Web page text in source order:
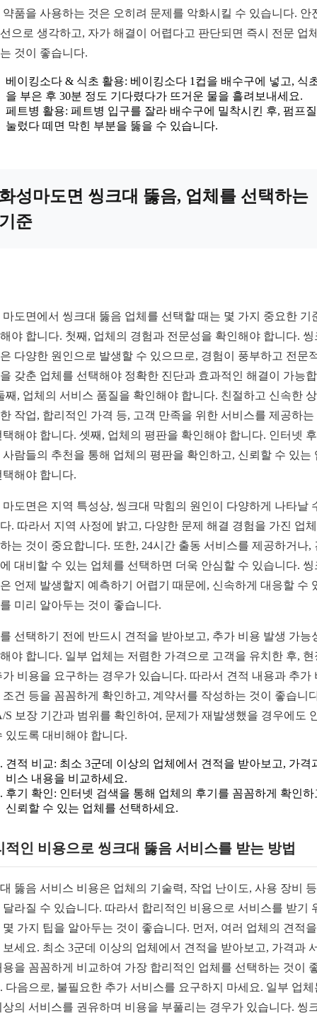
약품을 사용하는 것은 오히려 문제를 악화시킬 수 있습니다. 안
으로 생각하고, 자가 해결이 어렵다고 판단되면 즉시 전문 업
것이 좋습니다.
베이킹소다 & 식초 활용: 베이킹소다 1컵을 배수구에 넣고, 식
을 부은 후 30분 정도 기다렸다가 뜨거운 물을 흘려보내세요.
페트병 활용: 페트병 입구를 잘라 배수구에 밀착시킨 후, 펌프
눌렀다 떼면 막힌 부분을 뚫을 수 있습니다.
성마도면 씽크대 뚫음, 업체를 선택하는
준
마도면에서 씽크대 뚫음 업체를 선택할 때는 몇 가지 중요한 기
야 합니다. 첫째, 업체의 경험과 전문성을 확인해야 합니다. 씽
다양한 원인으로 발생할 수 있으므로, 경험이 풍부하고 전문
갖춘 업체를 선택해야 정확한 진단과 효과적인 해결이 가능
째, 업체의 서비스 품질을 확인해야 합니다. 친절하고 신속한
작업, 합리적인 가격 등, 고객 만족을 위한 서비스를 제공하는
택해야 합니다. 셋째, 업체의 평판을 확인해야 합니다. 인터넷
사람들의 추천을 통해 업체의 평판을 확인하고, 신뢰할 수 있는
택해야 합니다.
마도면은 지역 특성상, 씽크대 막힘의 원인이 다양하게 나타날
. 따라서 지역 사정에 밝고, 다양한 문제 해결 경험을 가진 업
는 것이 중요합니다. 또한, 24시간 출동 서비스를 제공하거나,
대비할 수 있는 업체를 선택하면 더욱 안심할 수 있습니다. 씽
언제 발생할지 예측하기 어렵기 때문에, 신속하게 대응할 수
미리 알아두는 것이 좋습니다.
선택하기 전에 반드시 견적을 받아보고, 추가 비용 발생 가능
야 합니다. 일부 업체는 저렴한 가격으로 고객을 유치한 후, 현
가 비용을 요구하는 경우가 있습니다. 따라서 견적 내용과 추가
조건 등을 꼼꼼하게 확인하고, 계약서를 작성하는 것이 좋습니
S 보장 기간과 범위를 확인하여, 문제가 재발생했을 경우에도
있도록 대비해야 합니다.
견적 비교: 최소 3군데 이상의 업체에서 견적을 받아보고, 가격
비스 내용을 비교하세요.
후기 확인: 인터넷 검색을 통해 업체의 후기를 꼼꼼하게 확인하
신뢰할 수 있는 업체를 선택하세요.
적인 비용으로 씽크대 뚫음 서비스를 받는 방법
뚫음 서비스 비용은 업체의 기술력, 작업 난이도, 사용 장비
달라질 수 있습니다. 따라서 합리적인 비용으로 서비스를 받기
몇 가지 팁을 알아두는 것이 좋습니다. 먼저, 여러 업체의 견적
보세요. 최소 3군데 이상의 업체에서 견적을 받아보고, 가격과
용을 꼼꼼하게 비교하여 가장 합리적인 업체를 선택하는 것이
다음으로, 불필요한 추가 서비스를 요구하지 마세요. 일부 업체
상의 서비스를 권유하며 비용을 부풀리는 경우가 있습니다. 씽